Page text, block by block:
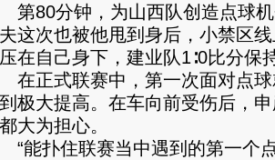
80分钟，为山西队创造点球机
这次也被他甩到身后，小禁区
在自己身下，建业队1∶0比分保
正式联赛中，第一次面对点球
极大提高。在车向前受伤后，
大为担心。
扑住联赛当中遇到的第一个